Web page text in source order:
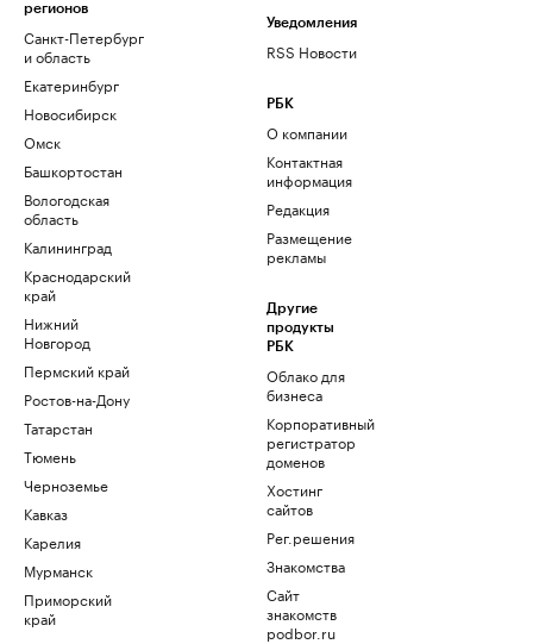
регионов
Санкт-Петербург
и область
Екатеринбург
Новосибирск
Омск
Башкортостан
Вологодская
область
Калининград
Краснодарский
край
Нижний
Новгород
Пермский край
Ростов-на-Дону
Татарстан
Тюмень
Черноземье
Кавказ
Карелия
Мурманск
Приморский
край
Уведомления
RSS Новости
РБК
О компании
Контактная
информация
Редакция
Размещение
рекламы
Другие
продукты
РБК
Облако для
бизнеса
Корпоративный
регистратор
доменов
Хостинг
сайтов
Рег.решения
Знакомства
Сайт
знакомств
podbor.ru